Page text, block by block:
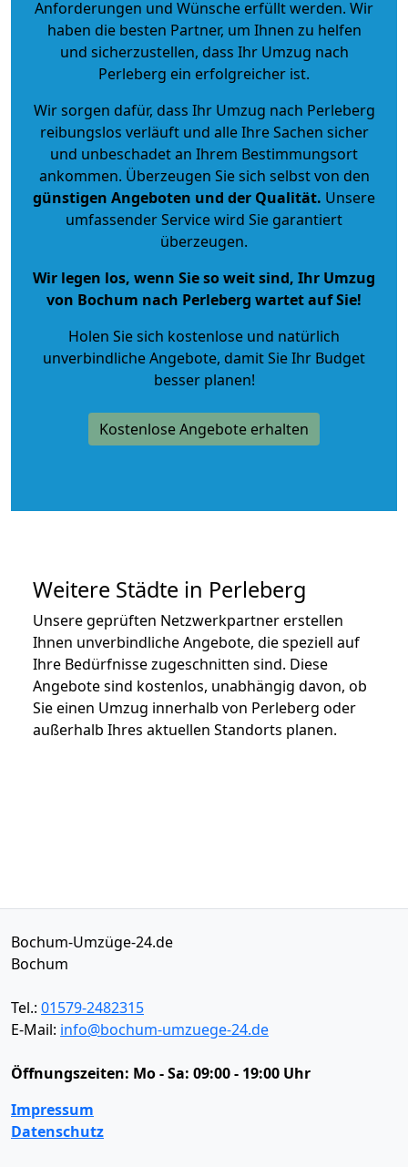
Anforderungen und Wünsche erfüllt werden. Wir
haben die besten Partner, um Ihnen zu helfen
und sicherzustellen, dass Ihr Umzug nach
Perleberg ein erfolgreicher ist.
Wir sorgen dafür, dass Ihr Umzug nach Perleberg
reibungslos verläuft und alle Ihre Sachen sicher
und unbeschadet an Ihrem Bestimmungsort
ankommen. Überzeugen Sie sich selbst von den
günstigen Angeboten und der Qualität. Unsere
umfassender Service wird Sie garantiert
überzeugen.
Wir legen los, wenn Sie so weit sind, Ihr Umzug
von Bochum nach Perleberg wartet auf Sie!
Holen Sie sich kostenlose und natürlich
unverbindliche Angebote, damit Sie Ihr Budget
besser planen!
Kostenlose Angebote erhalten
Weitere Städte in Perleberg
Unsere geprüften Netzwerkpartner erstellen
Ihnen unverbindliche Angebote, die speziell auf
Ihre Bedürfnisse zugeschnitten sind. Diese
Angebote sind kostenlos, unabhängig davon, ob
Sie einen Umzug innerhalb von Perleberg oder
außerhalb Ihres aktuellen Standorts planen.
Bochum-Umzüge-24.de
Bochum
Tel.: 01579-2482315
E-Mail: info@bochum-umzuege-24.de
Öffnungszeiten: Mo - Sa: 09:00 - 19:00 Uhr
Impressum
Datenschutz